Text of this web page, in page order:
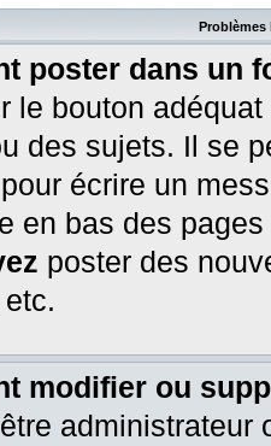
Problèmes
poster dans un
le bouton
des sujets. Il se
écrire un
en bas des
poster des
modifier ou